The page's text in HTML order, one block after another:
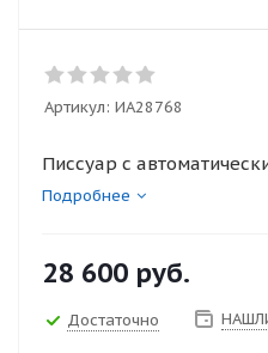
Артикул: ИА28768
Писсуар с
Подробнее
28 600 руб.
Достаточно